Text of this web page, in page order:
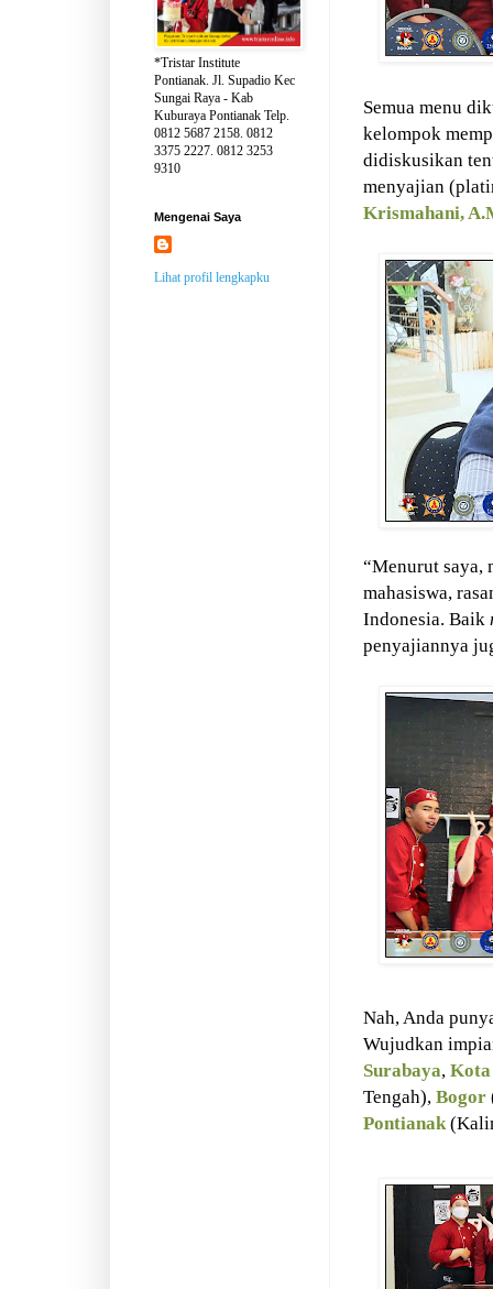
Semua menu
kelompok
didiskusikan
menyajian
Krismahani,
“Menurut saya,
mahasiswa,
Indonesia. Baik
penyajiannya
Nah, Anda
Wujudkan
Surabaya,
Tengah), Bogor
Pontianak
*Tristar Institute
Pontianak. Jl. Supadio Kec
Sungai Raya - Kab
Kuburaya Pontianak Telp.
0812 5687 2158. 0812
3375 2227. 0812 3253
9310
Mengenai Saya
Lihat profil lengkapku